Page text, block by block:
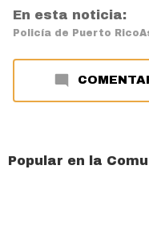
En esta noticia:
Policía de Puerto Rico
Popular en la